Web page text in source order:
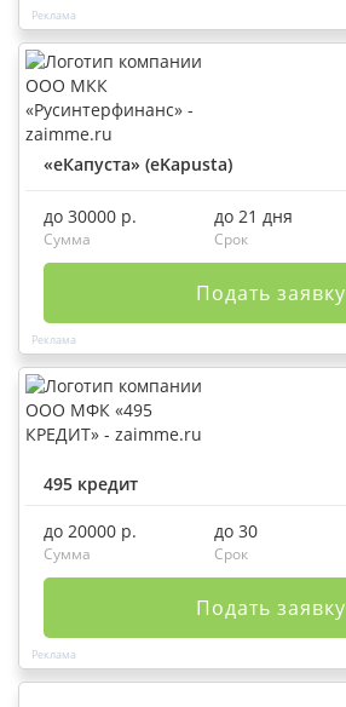
«еКапуста» (eKapusta)
до 30000 р.
Сумма
до 21 дня
Срок
Подать заявку
495 кредит
до 20000 р.
Сумма
до 30
Срок
Подать заявку